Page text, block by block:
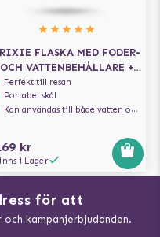
FLASKA MED FODER-
OCH VATTENBEHÅLLARE +
RESESKÅL
Perfekt till resan
Portabel skål
Kan användas till både vatten och mat
kr
i Lager
för att
kampanjerbjudanden.